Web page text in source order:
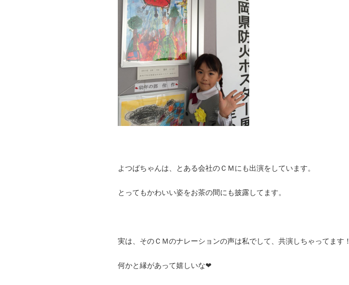
よつばちゃんは、とある会社のＣＭにも出演をしています。
とってもかわいい姿をお茶の間にも披露してます。
実は、そのＣＭのナレーションの声は私でして、共演しちゃってます！
何かと縁があって嬉しいな❤